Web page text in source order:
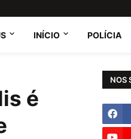
INÍCIO POLÍCIA
é
NOS